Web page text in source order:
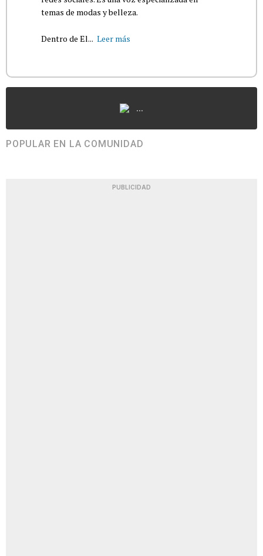
temas de modas y belleza.
Dentro de El... Leer más
...
POPULAR EN LA COMUNIDAD
PUBLICIDAD